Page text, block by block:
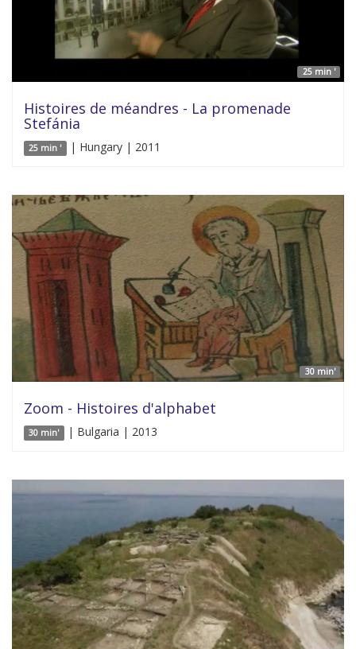
25 min '
Histoires de méandres - La promenade
Stefánia
25 min ' | Hungary | 2011
30 min'
Zoom - Histoires d'alphabet
30 min' | Bulgaria | 2013